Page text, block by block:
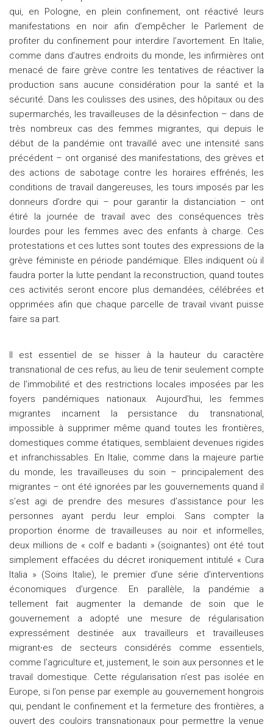
qui, en Pologne, en plein confinement, ont réactivé leurs
manifestations en noir afin d’empêcher le Parlement de
profiter du confinement pour interdire l’avortement. En Italie,
comme dans d’autres endroits du monde, les infirmières ont
menacé de faire grève contre les tentatives de réactiver la
production sans aucune considération pour la santé et la
sécurité. Dans les coulisses des usines, des hôpitaux ou des
supermarchés, les travailleuses de la désinfection – dans de
très nombreux cas des femmes migrantes, qui depuis le
début de la pandémie ont travaillé avec une intensité sans
précédent – ont organisé des manifestations, des grèves et
des actions de sabotage contre les horaires effrénés, les
conditions de travail dangereuses, les tours imposés par les
donneurs d’ordre qui – pour garantir la distanciation – ont
étiré la journée de travail avec des conséquences très
lourdes pour les femmes avec des enfants à charge. Ces
protestations et ces luttes sont toutes des expressions de la
grève féministe en période pandémique. Elles indiquent où il
faudra porter la lutte pendant la reconstruction, quand toutes
ces activités seront encore plus demandées, célébrées et
opprimées afin que chaque parcelle de travail vivant puisse
faire sa part.
Il est essentiel de se hisser à la hauteur du caractère
transnational de ces refus, au lieu de tenir seulement compte
de l’immobilité et des restrictions locales imposées par les
foyers pandémiques nationaux. Aujourd’hui, les femmes
migrantes incarnent la persistance du transnational,
impossible à supprimer même quand toutes les frontières,
domestiques comme étatiques, semblaient devenues rigides
et infranchissables. En Italie, comme dans la majeure partie
du monde, les travailleuses du soin – principalement des
migrantes – ont été ignorées par les gouvernements quand il
s’est agi de prendre des mesures d’assistance pour les
personnes ayant perdu leur emploi. Sans compter la
proportion énorme de travailleuses au noir et informelles,
deux millions de « colf e badanti » (soignantes) ont été tout
simplement effacées du décret ironiquement intitulé « Cura
Italia » (Soins Italie), le premier d’une série d’interventions
économiques d’urgence. En parallèle, la pandémie a
tellement fait augmenter la demande de soin que le
gouvernement a adopté une mesure de régularisation
expressément destinée aux travailleurs et travailleuses
migrant·es de secteurs considérés comme essentiels,
comme l’agriculture et, justement, le soin aux personnes et le
travail domestique. Cette régularisation n’est pas isolée en
Europe, si l’on pense par exemple au gouvernement hongrois
qui, pendant le confinement et la fermeture des frontières, a
ouvert des couloirs transnationaux pour permettre la venue